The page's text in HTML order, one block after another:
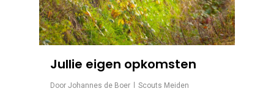
Jullie eigen opkomsten
Door Johannes de Boer Scouts Meiden